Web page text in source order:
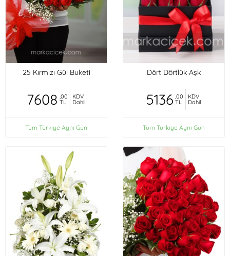
25 Kırmızı Gül Buketi
7608 ,00
TL
KDV
Dahil
Tüm Türkiye Aynı Gün
Dört Dörtlük Aşk
5136 ,00
TL
KDV
Dahil
Tüm Türkiye Aynı Gün